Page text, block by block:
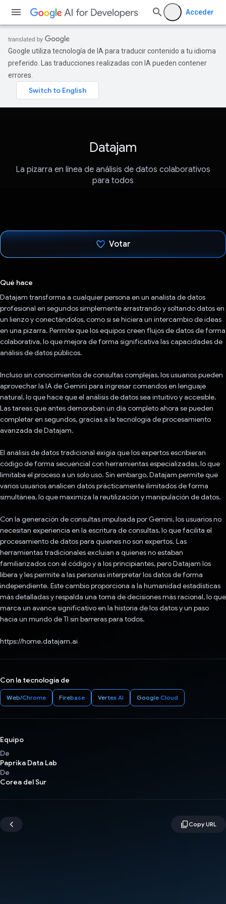
Acceder
Google utiliza tecnología de IA para traducir contenido a tu idioma
preferido. Las traducciones realizadas con IA pueden contener
errores.
Datajam
La pizarra en línea de análisis de datos colaborativos
para todos
Votar
Qué hace
Datajam transforma a cualquier persona en un analista de datos
profesional en segundos simplemente arrastrando y soltando datos en
un lienzo y conectándolos, como si se hiciera un intercambio de ideas
en una pizarra. Permite que los equipos creen flujos de datos de forma
colaborativa, lo que mejora de forma significativa las capacidades de
análisis de datos públicos.
Incluso sin conocimientos de consultas complejas, los usuarios pueden
aprovechar la IA de Gemini para ingresar comandos en lenguaje
natural, lo que hace que el análisis de datos sea intuitivo y accesible.
Las tareas que antes demoraban un día completo ahora se pueden
completar en segundos, gracias a la tecnología de procesamiento
avanzada de Datajam.
El análisis de datos tradicional exigía que los expertos escribieran
código de forma secuencial con herramientas especializadas, lo que
limitaba el proceso a un solo uso. Sin embargo, Datajam permite que
varios usuarios analicen datos prácticamente ilimitados de forma
simultánea, lo que maximiza la reutilización y manipulación de datos.
Con la generación de consultas impulsada por Gemini, los usuarios no
necesitan experiencia en la escritura de consultas, lo que facilita el
procesamiento de datos para quienes no son expertos. Las
herramientas tradicionales excluían a quienes no estaban
familiarizados con el código y a los principiantes, pero Datajam los
libera y les permite a las personas interpretar los datos de forma
independiente. Este cambio proporciona a la humanidad estadísticas
más detalladas y respalda una toma de decisiones más racional, lo que
marca un avance significativo en la historia de los datos y un paso
hacia un mundo de TI sin barreras para todos.
https://home.datajam.ai
Con la tecnología de
Web/Chrome Firebase Vertex AI Google Cloud
Equipo
De
Paprika Data Lab
De
Corea del Sur